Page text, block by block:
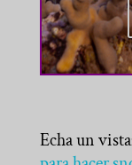
Echa un